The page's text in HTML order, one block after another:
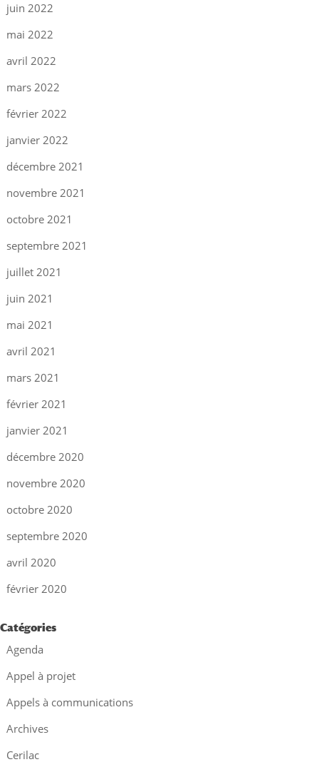
juin 2022
mai 2022
avril 2022
mars 2022
février 2022
janvier 2022
décembre 2021
novembre 2021
octobre 2021
septembre 2021
juillet 2021
juin 2021
mai 2021
avril 2021
mars 2021
février 2021
janvier 2021
décembre 2020
novembre 2020
octobre 2020
septembre 2020
avril 2020
février 2020
Catégories
Agenda
Appel à projet
Appels à communications
Archives
Cerilac